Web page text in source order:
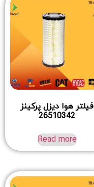
فیلتر هوا دیزل پرکینز
26510342
Read more